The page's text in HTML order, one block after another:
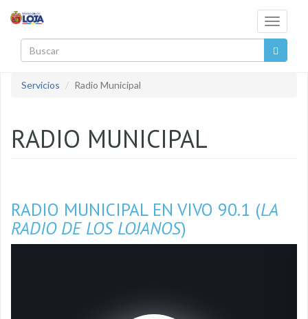
Toggle
Servicios
Radio Municipal
RADIO MUNICIPAL
RADIO MUNICIPAL EN VIVO 90.1 (LA
RADIO DE LOS LOJANOS)